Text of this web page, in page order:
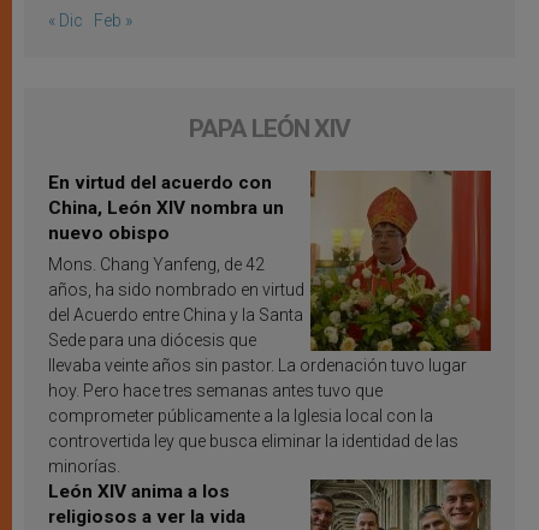
« Dic Feb »
PAPA LEÓN XIV
En virtud del acuerdo con
China, León XIV nombra un
nuevo obispo
Mons. Chang Yanfeng, de 42
años, ha sido nombrado en virtud
del Acuerdo entre China y la Santa
Sede para una diócesis que
llevaba veinte años sin pastor. La ordenación tuvo lugar
hoy. Pero hace tres semanas antes tuvo que
comprometer públicamente a la Iglesia local con la
controvertida ley que busca eliminar la identidad de las
minorías.
León XIV anima a los
religiosos a ver la vida